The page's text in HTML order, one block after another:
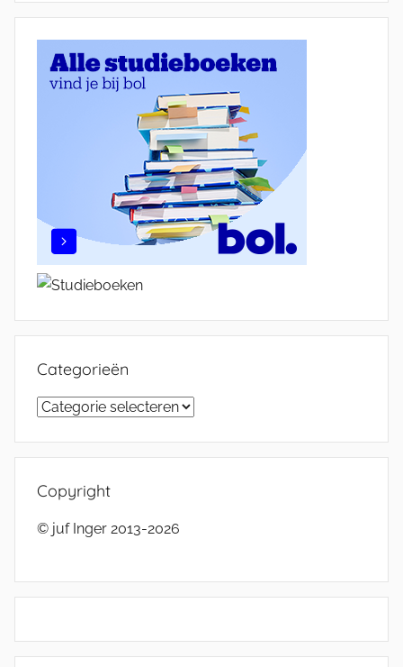
Categorieën
Categorieën
Copyright
© juf Inger 2013-2026